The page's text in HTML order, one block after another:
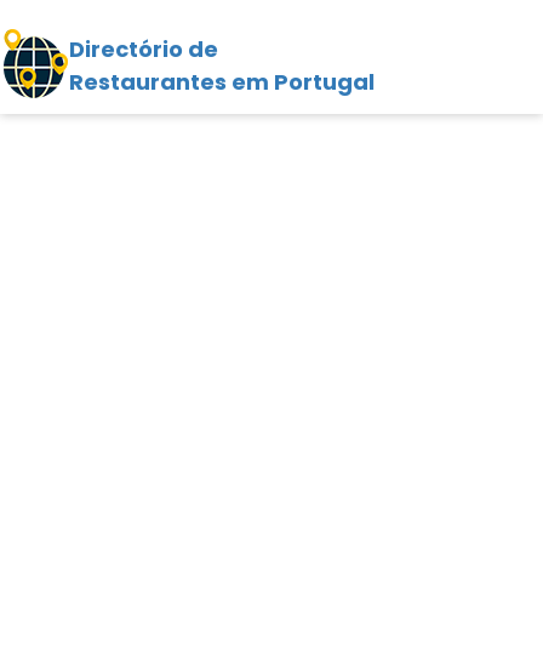
Directório de
Restaurantes em Portugal